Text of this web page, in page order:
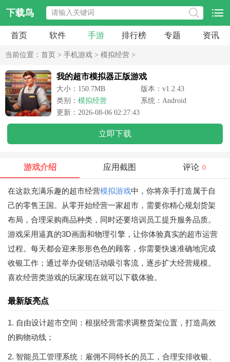
下载鸟
首页 软件 手游 排行榜 专题 资讯
当前位置： 首页 > 手机游戏 > 模拟经营 >
我的超市模拟器正版游戏
大小：150.7MB
版本：v1.2.43
类别： 模拟经营
系统：Android
更新：2026-08-06 02:27:43
立即下载
游戏介绍 应用截图 评论 0
在这款充满乐趣的超市经营模拟游戏中，你将亲手打造属于自
己的零售王国。从零开始经营一家超市，需要你精心规划货架
布局，合理采购商品种类，同时还要培训员工提升服务品质。
游戏采用逼真的3D画面和物理引擎，让你体验真实的超市运营
过程。每天都会迎来形形色色的顾客，你需要快速准确地完成
收银工作；通过举办促销活动吸引客流，逐步扩大经营规模。
喜欢经营类游戏的玩家现在就可以下载体验。
最新版亮点
1. 自由设计超市空间：根据经营需求调整货架位置，打造高效
的购物动线；
2. 智能员工管理系统：雇佣不同特长的员工，合理安排收银、